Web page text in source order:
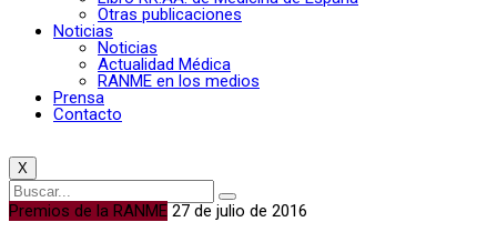
Otras publicaciones
Noticias
Noticias
Actualidad Médica
RANME en los medios
Prensa
Contacto
X
Premios de la RANME 27 de julio de 2016